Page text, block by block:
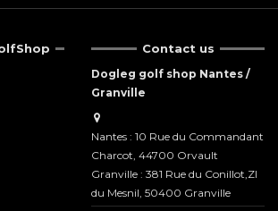
Contact us
Dogleg golf shop Nantes /
Granville
Nantes : 10 Rue du Commandant
Charcot, 44700 Orvault
Granville : 381 Rue du Conillot,ZI
du Mesnil, 50400 Granville